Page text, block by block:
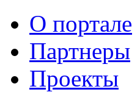
О портале
Партнеры
Проекты